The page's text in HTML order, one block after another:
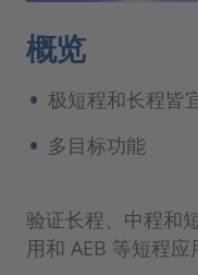
概览
极短程和长程皆
多目标功能
验证长程、中程和
用和 AEB 等短程应